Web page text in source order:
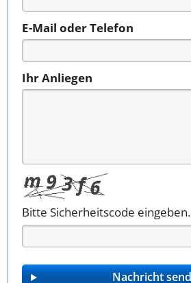
E-Mail oder Telefon
Ihr Anliegen
Bitte Sicherheitscode eingeben.